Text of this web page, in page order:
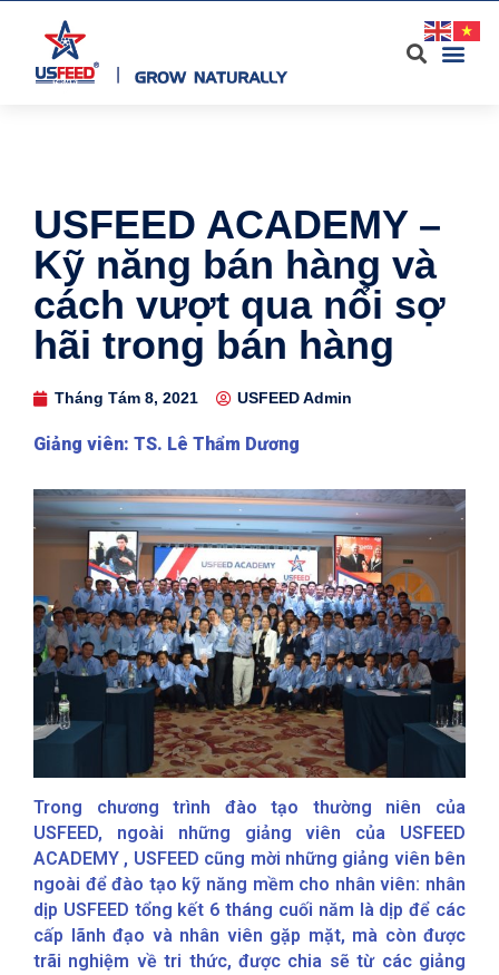
USFEED ACADEMY –
Kỹ năng bán hàng và
cách vượt qua nổi sợ
hãi trong bán hàng
Tháng Tám 8, 2021 USFEED Admin
Giảng viên: TS. Lê Thẩm Dương
Trong chương trình đào tạo thường niên của
USFEED, ngoài những giảng viên của USFEED
ACADEMY , USFEED cũng mời những giảng viên bên
ngoài để đào tạo kỹ năng mềm cho nhân viên: nhân
dịp USFEED tổng kết 6 tháng cuối năm là dịp để các
cấp lãnh đạo và nhân viên gặp mặt, mà còn được
trãi nghiệm về tri thức, được chia sẽ từ các giảng